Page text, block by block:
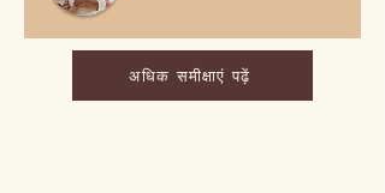
अधिक समीक्षाएं पढ़ें